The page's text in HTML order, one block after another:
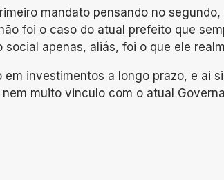
mandato pensando no
foi o caso do atual prefeito que
apenas, aliás, foi o que ele
investimentos a longo prazo, e ai
muito vinculo com o atual